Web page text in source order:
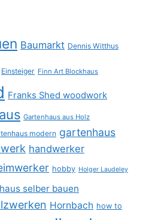
Baumarkt Dennis Witthus
Einsteiger Finn Art Blockhaus
Franks Shed woodwork
Gartenhaus aus Holz
modern gartenhaus
handwerker
hobby Holger Laudeley
selber bauen
Hornbach how to